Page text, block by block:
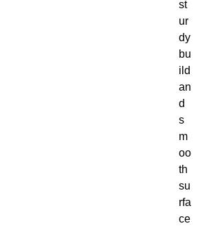
st
ur
dy
bu
ild
an
d
s
m
oo
th
su
rfa
ce